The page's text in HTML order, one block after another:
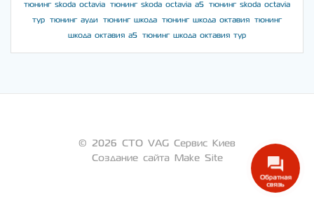
тюнинг skoda octavia
тюнинг skoda octavia a5
тюнинг skoda octavia
тур
тюнинг ауди тюнинг шкода тюнинг шкода октавия
тюнинг
шкода октавия а5
тюнинг шкода октавия тур
© 2026 СТО VAG Сервис Киев
Создание сайта Make Site
Обратная
связь